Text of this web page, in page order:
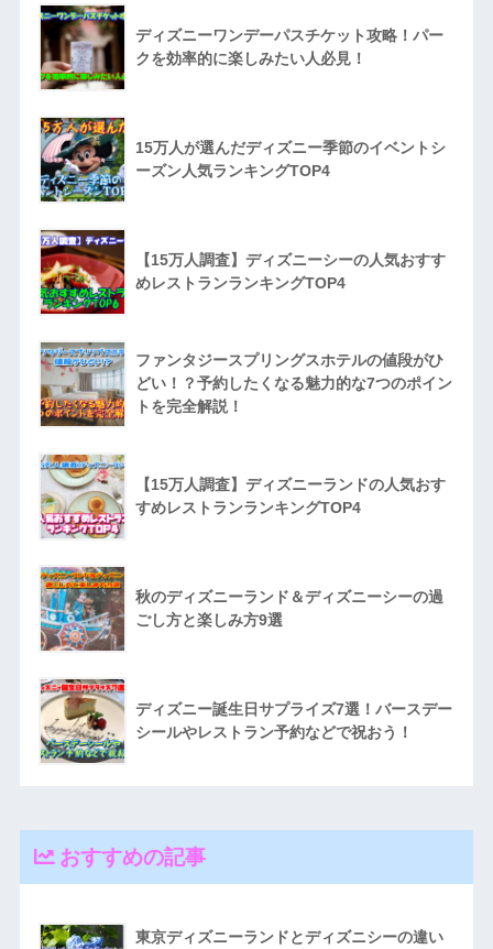
ディズニーワンデーパスチケット攻略！パー
クを効率的に楽しみたい人必見！
15万人が選んだディズニー季節のイベントシ
ーズン人気ランキングTOP4
【15万人調査】ディズニーシーの人気おすす
めレストランランキングTOP4
ファンタジースプリングスホテルの値段がひ
どい！？予約したくなる魅力的な7つのポイン
トを完全解説！
【15万人調査】ディズニーランドの人気おす
すめレストランランキングTOP4
秋のディズニーランド＆ディズニーシーの過
ごし方と楽しみ方9選
ディズニー誕生日サプライズ7選！バースデー
シールやレストラン予約などで祝おう！
おすすめの記事
東京ディズニーランドとディズニシーの違い